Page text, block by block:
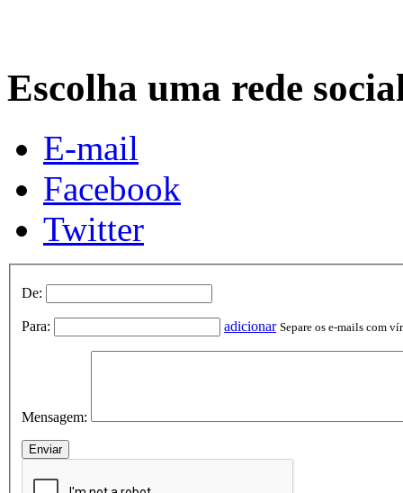
Escolha uma rede
E-mail
Facebook
Twitter
De:
Para: adicionar Separe os e-mails com
Mensagem: